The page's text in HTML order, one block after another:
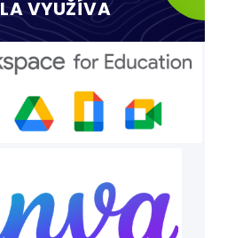
VYUŽÍVA